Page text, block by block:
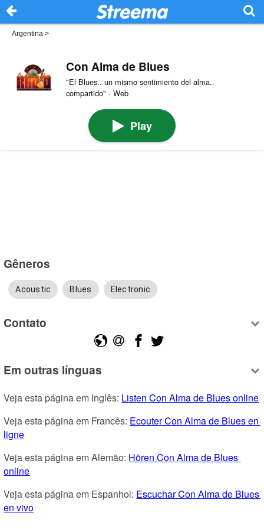
Argentina >
Con Alma de Blues
"El Blues.. un mismo sentimiento del alma..
compartido" · Web
Play
Gêneros
Acoustic Blues Electronic
Contato
Em outras línguas
Veja esta página em Inglês: Listen Con Alma de Blues online
Veja esta página em Francês: Ecouter Con Alma de Blues en
ligne
Veja esta página em Alemão: Hören Con Alma de Blues
online
Veja esta página em Espanhol: Escuchar Con Alma de Blues
en vivo